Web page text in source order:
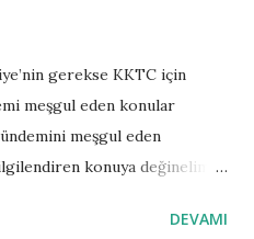
ile birlikte güçlü bir
gerekse KKTC için
meşgul eden konular
meşgul eden
konuya değinelim.
rağmen başarı ileDEVAMI